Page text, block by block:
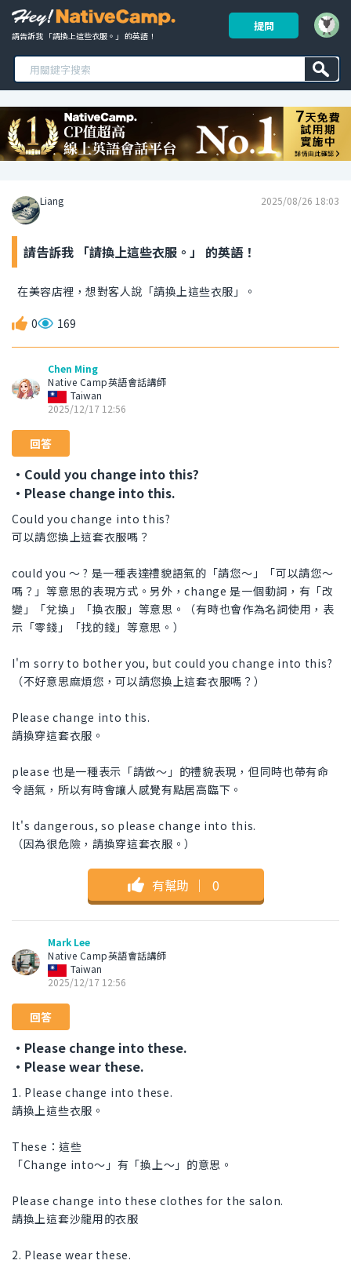
請告訴我 「請換上這些衣服。」 的英語！
提問
Liang 2025/08/26 18:03
請告訴我 「請換上這些衣服。」 的英語！
在美容店裡，想對客人說「請換上這些衣服」。
0 169
Chen Ming
Native Camp英語會話講師
Taiwan
2025/12/17 12:56
回答
・Could you change into this?
・Please change into this.
Could you change into this?
可以請您換上這套衣服嗎？
could you 〜 ? 是一種表達禮貌語氣的「請您〜」「可以請您〜
嗎？」等意思的表現方式。另外，change 是一個動詞，有「改
變」「兌換」「換衣服」等意思。（有時也會作為名詞使用，表
示「零錢」「找的錢」等意思。）
I'm sorry to bother you, but could you change into this?
（不好意思麻煩您，可以請您換上這套衣服嗎？）
Please change into this.
請換穿這套衣服。
please 也是一種表示「請做〜」的禮貌表現，但同時也帶有命
令語氣，所以有時會讓人感覺有點居高臨下。
It's dangerous, so please change into this.
（因為很危險，請換穿這套衣服。）
有幫助 ｜ 0
Mark Lee
Native Camp英語會話講師
Taiwan
2025/12/17 12:56
回答
・Please change into these.
・Please wear these.
1. Please change into these.
請換上這些衣服。
These：這些
「Change into〜」有「換上～」的意思。
Please change into these clothes for the salon.
請換上這套沙龍用的衣服
2. Please wear these.